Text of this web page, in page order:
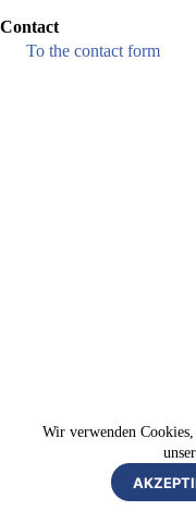
Wir verwenden
Contact
To the contact form